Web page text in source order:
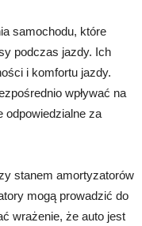
samochodu, które
podczas jazdy. Ich
i komfortu jazdy.
wpływać na
odpowiedzialne za
stanem amortyzatorów
mogą prowadzić do
wrażenie, że auto jest